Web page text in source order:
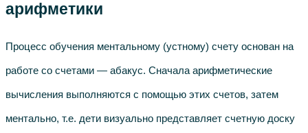
арифметики
Процесс обучения ментальному (устному) счету основан на
работе со счетами — абакус. Сначала арифметические
вычисления выполняются с помощью этих счетов, затем
ментально, т.е. дети визуально представляет счетную доску